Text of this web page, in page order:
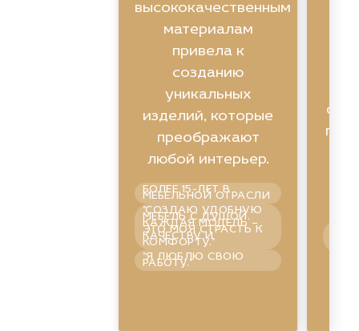
высококачественным
материалам
привела к
созданию
уникальных
изделий, которые
преображают
любой интерьер.
БОЛЕЕ 15-ЛЕТ В
МЕБЕЛЬНОЙ ОТРАСЛИ
"СОЗДАЮ УДОБНУЮ
МЕБЕЛЬ С ДУШОЙ.
КАЖДАЯ МОДЕЛЬ –
ЭТО МОЯ СТРАСТЬ К
КАЧЕСТВУ И
КОМФОРТУ."
"Я ЛЮБЛЮ СВОЮ
РАБОТУ."